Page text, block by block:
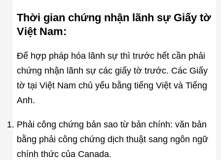
Thời gian chứng nhận lãnh sự Giấy tờ
Việt Nam:
Để hợp pháp hóa lãnh sự thì trước hết cần phải
chứng nhận lãnh sự các giấy tờ trước. Các Giấy
tờ tại Việt Nam chủ yếu bằng tiếng Việt và Tiếng
Anh.
Phải công chứng bản sao từ bản chính: văn bản
bằng phải công chứng dịch thuật sang ngôn ngữ
chính thức của Canada.